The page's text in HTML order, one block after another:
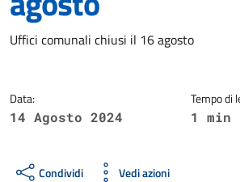
Dettagli della notizia
Uffici comunali chiusi il 16 agosto
Data:
14 Agosto 2024
Tempo di
1 min
Condividi Vedi azioni